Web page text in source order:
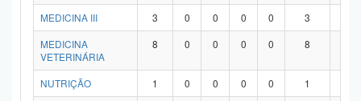
MEDICINA III
3 0 0 0 0 3
MEDICINA
VETERINÁRIA
8 0 0 0 0 8
NUTRIÇÃO 1 0 0 0 0 1